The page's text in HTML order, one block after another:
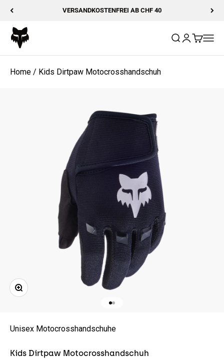
Zum Inhalt springenVERSANDKOSTENFREI AB CHF 40
Fox Racing
Suche öffnen
Home / Kids Dirtpaw Motocrosshandschuh
Bild vergrößern
Unisex Motocrosshandschuhe
Kids Dirtpaw Motocrosshandschuh